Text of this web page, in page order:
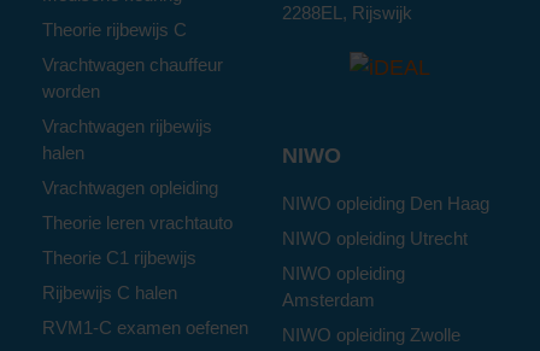
Theorie rijbewijs C
Vrachtwagen chauffeur
worden
Vrachtwagen rijbewijs
halen
Vrachtwagen opleiding
Theorie leren vrachtauto
Theorie C1 rijbewijs
Rijbewijs C halen
RVM1-C examen oefenen
2288EL, Rijswijk
NIWO
NIWO opleiding Den Haag
NIWO opleiding Utrecht
NIWO opleiding
Amsterdam
NIWO opleiding Zwolle